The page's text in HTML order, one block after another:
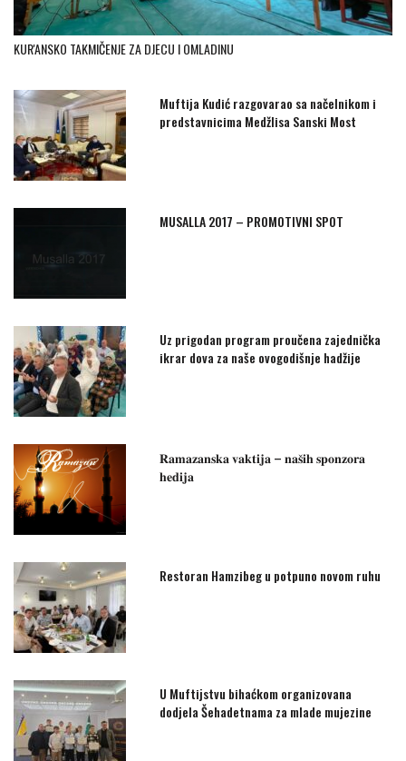
KUR'ANSKO TAKMIČENJE ZA DJECU I OMLADINU
Muftija Kudić razgovarao sa načelnikom i
predstavnicima Medžlisa Sanski Most
MUSALLA 2017 – PROMOTIVNI SPOT
Uz prigodan program proučena zajednička
ikrar dova za naše ovogodišnje hadžije
𝐑𝐚𝐦𝐚𝐳𝐚𝐧𝐬𝐤𝐚 𝐯𝐚𝐤𝐭𝐢𝐣𝐚 – 𝐧𝐚𝐬̌𝐢𝐡 𝐬𝐩𝐨𝐧𝐳𝐨𝐫𝐚
𝐡𝐞𝐝𝐢𝐣𝐚
Restoran Hamzibeg u potpuno novom ruhu
U Muftijstvu bihaćkom organizovana
dodjela Šehadetnama za mlade mujezine